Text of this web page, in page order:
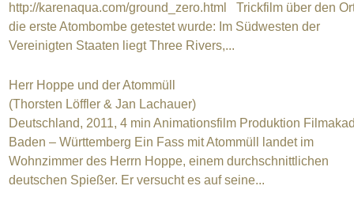
http://karenaqua.com/ground_zero.html Trickfilm über den
die erste Atombombe getestet wurde: Im Südwesten der
Vereinigten Staaten liegt Three Rivers,...
Herr Hoppe und der Atommüll
(Thorsten Löffler & Jan Lachauer)
Deutschland, 2011, 4 min Animationsfilm Produktion
Baden – Württemberg Ein Fass mit Atommüll landet im
Wohnzimmer des Herrn Hoppe, einem durchschnittlichen
deutschen Spießer. Er versucht es auf seine...